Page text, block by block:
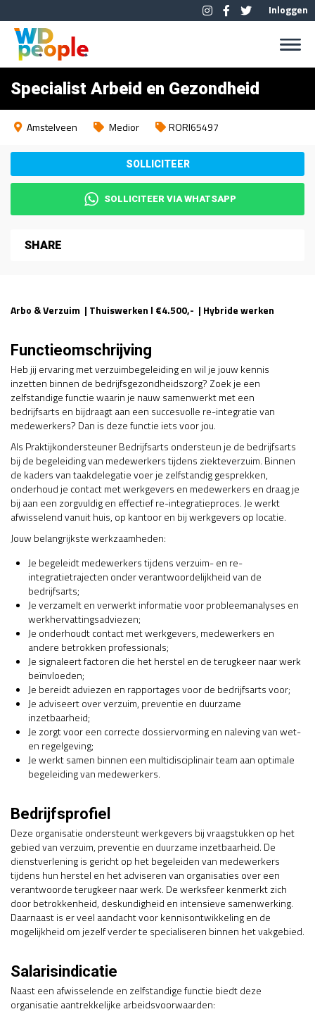
Inloggen
Specialist Arbeid en Gezondheid
Amstelveen Medior RORI65497
SOLLICITEER VIA WHATSAPP
SHARE
Arbo & Verzuim | Thuiswerken l €4.500,- | Hybride werken
Functieomschrijving
Heb jij ervaring met verzuimbegeleiding en wil je jouw kennis
inzetten binnen de bedrijfsgezondheidszorg? Zoek je een
zelfstandige functie waarin je nauw samenwerkt met een
bedrijfsarts en bijdraagt aan een succesvolle re-integratie van
medewerkers? Dan is deze functie iets voor jou.
Als Praktijkondersteuner Bedrijfsarts ondersteun je de bedrijfsarts
bij de begeleiding van medewerkers tijdens ziekteverzuim. Binnen
de kaders van taakdelegatie voer je zelfstandig gesprekken,
onderhoud je contact met werkgevers en medewerkers en draag je
bij aan een zorgvuldig en effectief re-integratieproces. Je werkt
afwisselend vanuit huis, op kantoor en bij werkgevers op locatie.
Jouw belangrijkste werkzaamheden:
Je begeleidt medewerkers tijdens verzuim- en re-
integratietrajecten onder verantwoordelijkheid van de
bedrijfsarts;
Je verzamelt en verwerkt informatie voor probleemanalyses en
werkhervattingsadviezen;
Je onderhoudt contact met werkgevers, medewerkers en
andere betrokken professionals;
Je signaleert factoren die het herstel en de terugkeer naar werk
beïnvloeden;
Je bereidt adviezen en rapportages voor de bedrijfsarts voor;
Je adviseert over verzuim, preventie en duurzame
inzetbaarheid;
Je zorgt voor een correcte dossiervorming en naleving van wet-
en regelgeving;
Je werkt samen binnen een multidisciplinair team aan optimale
begeleiding van medewerkers.
Bedrijfsprofiel
Deze organisatie ondersteunt werkgevers bij vraagstukken op het
gebied van verzuim, preventie en duurzame inzetbaarheid. De
dienstverlening is gericht op het begeleiden van medewerkers
tijdens hun herstel en het adviseren van organisaties over een
verantwoorde terugkeer naar werk. De werksfeer kenmerkt zich
door betrokkenheid, deskundigheid en intensieve samenwerking.
Daarnaast is er veel aandacht voor kennisontwikkeling en de
mogelijkheid om jezelf verder te specialiseren binnen het vakgebied.
Salarisindicatie
Naast een afwisselende en zelfstandige functie biedt deze
organisatie aantrekkelijke arbeidsvoorwaarden: